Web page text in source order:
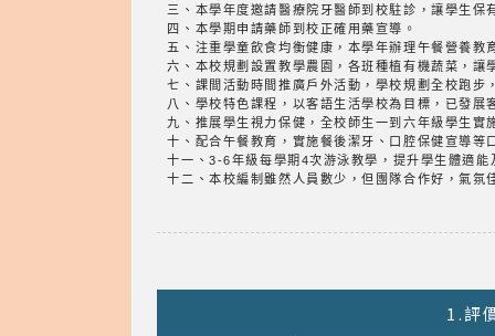
三、本學年度邀請醫療院牙醫師到校駐診，讓學生保
四、本學期申請藥師到校正確用藥宣導。
五、注重學童飲食均衡健康，本學年辦理午餐營養教
六、本校規劃設置教學農園，各班種植有機蔬菜，
七、課間活動時間推廣戶外活動，學校規劃全校跑
八、學校特色課程，以客語生活學校為目標，已發
九、推展學生視力保健，全校師生一到六年級學生
十、配合午餐教育，實施餐後潔牙、口腔保健宣導等
十一、3-6年級每學期4次游泳教學，提升學生體適能
十二、本校編制雖然人員數少，但團隊合作好，氣氛
1.評